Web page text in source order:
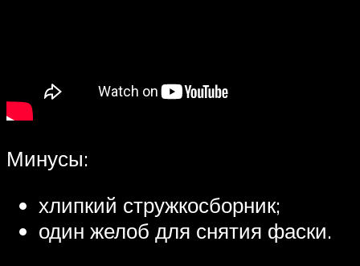
Минусы:
хлипкий стружкосборник;
один желоб для снятия фаски.